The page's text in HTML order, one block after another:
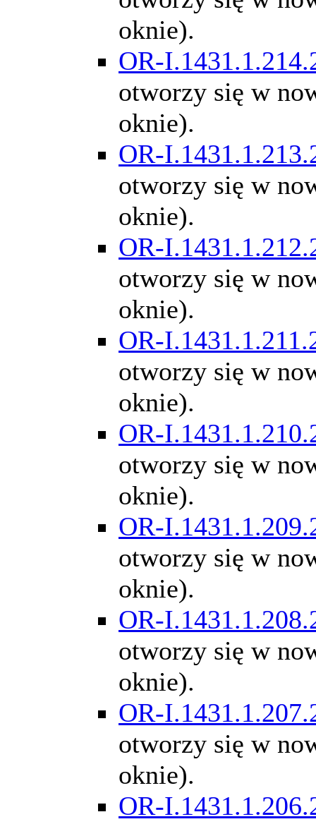
oknie).
OR-
otworzy się w
oknie).
OR-
otworzy się w
oknie).
OR-
otworzy się w
oknie).
OR-
otworzy się w
oknie).
OR-
otworzy się w
oknie).
OR-
otworzy się w
oknie).
OR-
otworzy się w
oknie).
OR-
otworzy się w
oknie).
OR-